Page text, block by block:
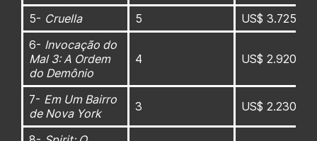
5- Cruella 5
US$
6- Invocação do
Mal 3: A Ordem
do Demônio
4 US$
7- Em Um Bairro
de Nova York
3 US$